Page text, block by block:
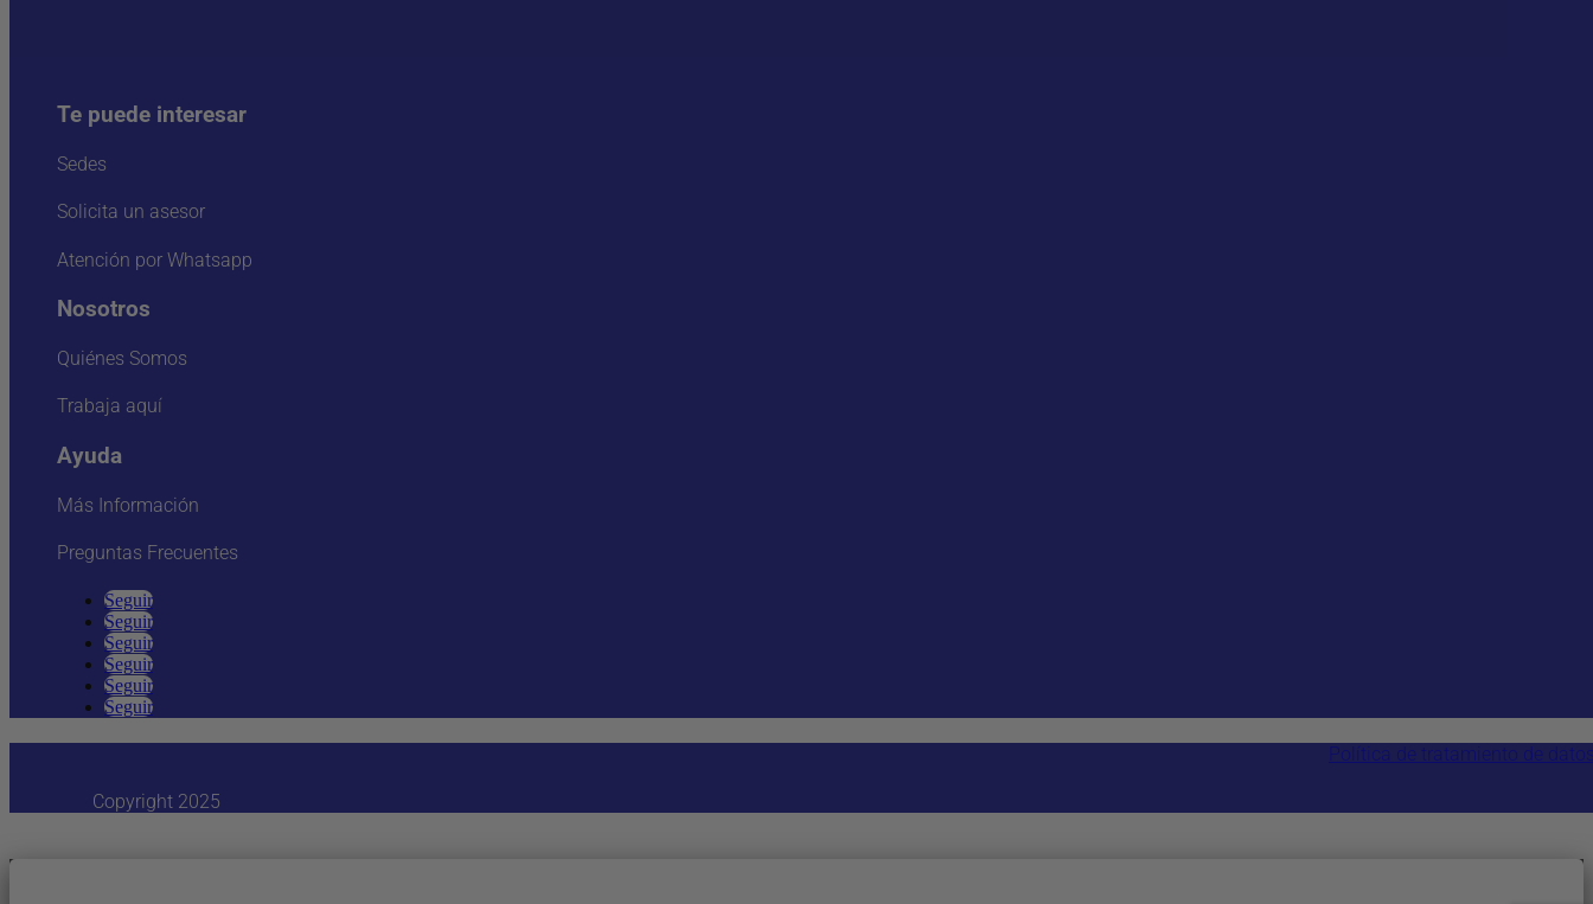
Te puede interesar
Sedes
Solicita un asesor
Atención por Whatsapp
Nosotros
Quiénes Somos
Trabaja aquí
Ayuda
Más Información
Preguntas Frecuentes
Seguir
Seguir
Seguir
Seguir
Seguir
Seguir
Política de tratamiento de
Copyright 2025